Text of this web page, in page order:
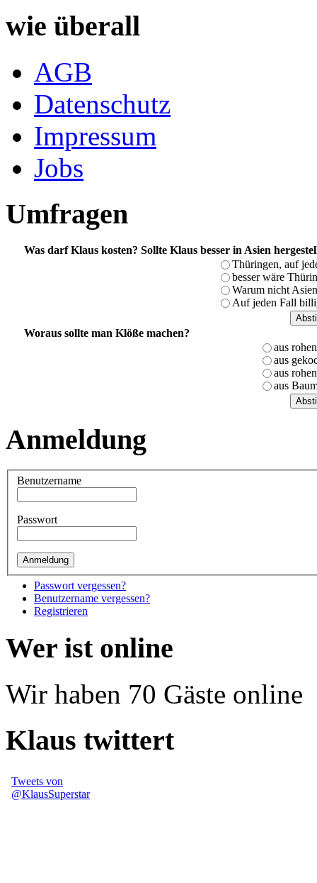
wie überall
AGB
Datenschutz
Impressum
Jobs
Umfragen
Was darf Klaus kosten? Sollte Klaus besser in Asien
Thüringen, auf
besser wäre
Warum nicht
Auf jeden Fall
Woraus sollte man Klöße machen?
aus
aus
aus
aus
Anmeldung
Benutzername
Passwort
Passwort vergessen?
Benutzername vergessen?
Registrieren
Wer ist online
Wir haben 70 Gäste online
Klaus twittert